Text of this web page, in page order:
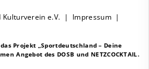
Kulturverein e.V. | Impressum|
Projekt „Sportdeutschland – Deine
Angebot des DOSB und NETZCOCKTAIL.